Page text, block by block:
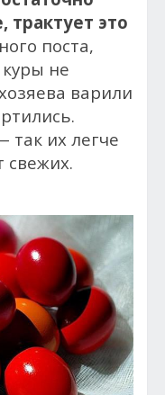
трактует это
поста,
не
варили
так их легче
свежих.